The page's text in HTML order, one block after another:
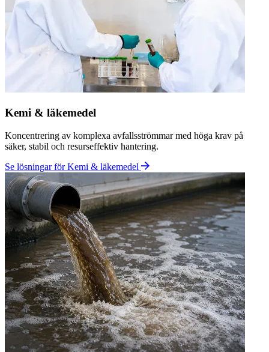
Hantering av sludge, tvättvatten och oljeförorenade vätskor i marina
miljöer med minskade avfallsvolymer och enklare logistik.
Se lösningar för Hamnar & varv
Fordonsindustri
Hantering av emulsioner, avfettningsbad och ytbehandlingsvatten
från produktion och komponenttillverkning.
Se lösningar för Fordonsindustri